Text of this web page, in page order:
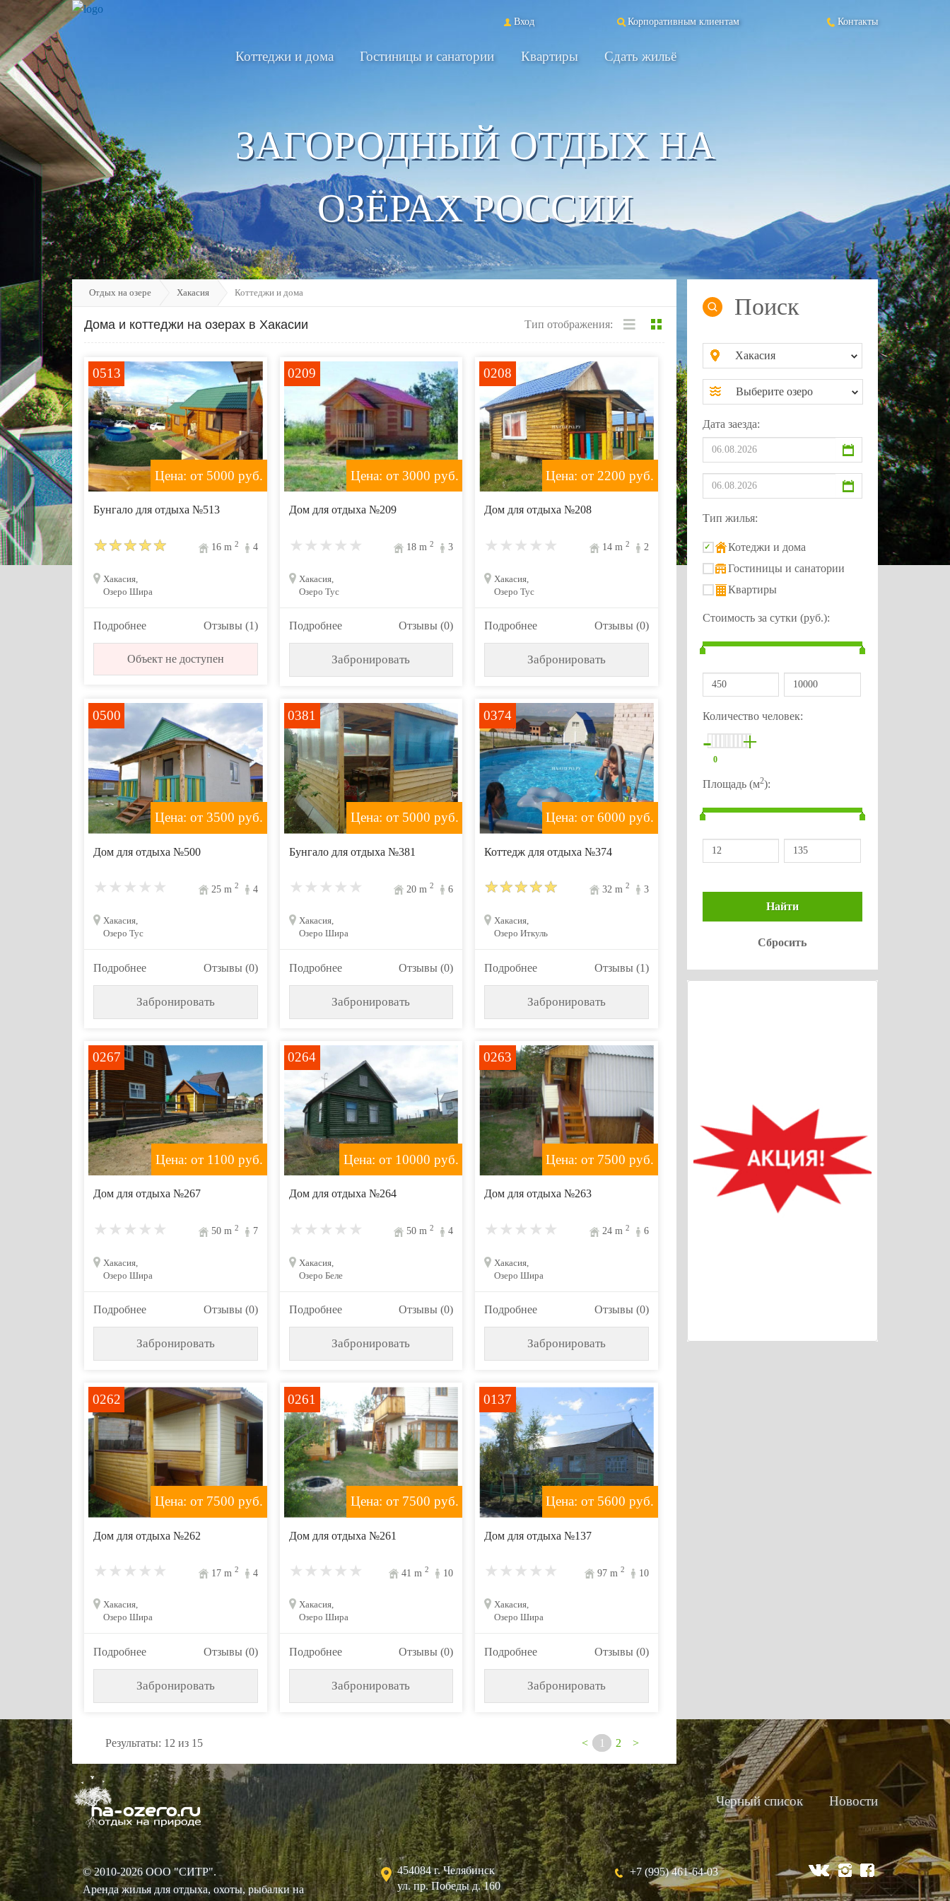
Контакты
Корпоративным клиентам
Вход
Коттеджи и дома Гостиницы и санатории Квартиры Сдать жильё
ЗАГОРОДНЫЙ ОТДЫХ НА
ОЗЁРАХ РОССИИ
Отдых на озере Хакасия Коттеджи и дома
Дома и коттеджи на озерах в Хакасии Тип отображения:
0513
Цена: от 5000 руб.
Бунгало для отдыха №513
16m 2 4
Хакасия,
Озеро Шира
Подробнее Отзывы (1)
Объект не доступен
0209
Цена: от 3000 руб.
Дом для отдыха №209
18 m2 3
Хакасия,
Озеро Тус
Подробнее Отзывы (0)
Забронировать
0208
Цена: от 2200 руб.
Дом для отдыха №208
14m 2 2
Хакасия,
Озеро Тус
Подробнее Отзывы (0)
Забронировать
0500
Цена: от 3500 руб.
Дом для отдыха №500
25m 2 4
Хакасия,
Озеро Тус
Подробнее Отзывы (0)
Забронировать
0381
Цена: от 5000 руб.
Бунгало для отдыха №381
20 m2 6
Хакасия,
Озеро Шира
Подробнее Отзывы (0)
Забронировать
0374
Цена: от 6000 руб.
Коттедж для отдыха №374
32 m 2 3
Хакасия,
Озеро Иткуль
Подробнее Отзывы (1)
Забронировать
0267
Цена: от 1100 руб.
Дом для отдыха №267
50m 2 7
Хакасия,
Озеро Шира
Подробнее Отзывы (0)
Забронировать
0264
Цена: от 10000 руб.
Дом для отдыха №264
50 m2 4
Хакасия,
Озеро Беле
Подробнее Отзывы (0)
Забронировать
0263
Цена: от 7500 руб.
Дом для отдыха №263
24m 2 6
Хакасия,
Озеро Шира
Подробнее Отзывы (0)
Забронировать
0262
Цена: от 7500 руб.
Дом для отдыха №262
17m 2 4
Хакасия,
Озеро Шира
Подробнее Отзывы (0)
Забронировать
0261
Цена: от 7500 руб.
Дом для отдыха №261
41 m2 10
Хакасия,
Озеро Шира
Подробнее Отзывы (0)
Забронировать
0137
Цена: от 5600 руб.
Дом для отдыха №137
97m 2 10
Хакасия,
Озеро Шира
Подробнее Отзывы (0)
Забронировать
Результаты: 12 из 15 < 1 2 >
Поиск
Хакасия
Выберите озеро
Дата заезда:
Тип жилья:
Котеджи и дома
Гостиницы и санатории
Квартиры
Стоимость за сутки (руб.):
Количество человек:
-
0
+
Площадь (м2):
Черный список Новости
© 2010-2026 ООО "СИТР".
Аренда жилья для отдыха, охоты, рыбалки на
454084г. Челябинск
ул. пр. Победы д. 160
+7 (995) 461-64-03